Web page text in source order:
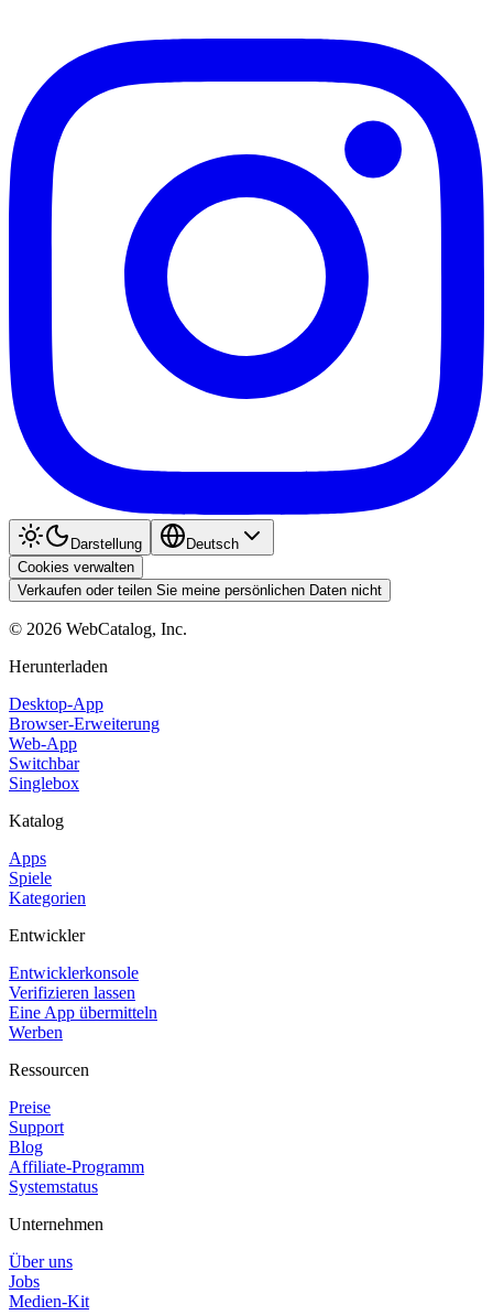
Darstellung
Deutsch
Cookies verwalten
Verkaufen oder teilen Sie meine persönlichen Daten nicht
© 2026 WebCatalog, Inc.
Herunterladen
Desktop-App
Browser-Erweiterung
Web-App
Switchbar
Singlebox
Katalog
Apps
Spiele
Kategorien
Entwickler
Entwicklerkonsole
Verifizieren lassen
Eine App übermitteln
Werben
Ressourcen
Preise
Support
Blog
Affiliate-Programm
Systemstatus
Unternehmen
Über uns
Jobs
Medien-Kit